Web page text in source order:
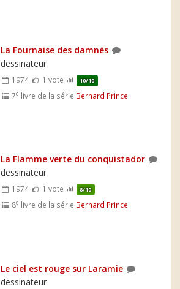
La Fournaise des damnés
dessinateur
1974 1 vote 10/10
7e livre de la série Bernard Prince
La Flamme verte du conquistador
dessinateur
1974 1 vote 8/10
8e livre de la série Bernard Prince
Le ciel est rouge sur Laramie
dessinateur